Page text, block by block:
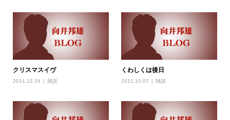
クリスマスイヴ
2011.12.24 雑談
くわしくは後日
2011.10.07 雑談